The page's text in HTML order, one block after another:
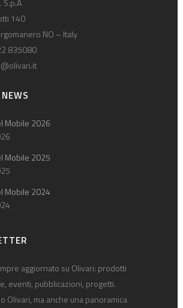
S.p.A
140
NO – Italy
835080
Mobile 2026
Mobile 2025
Mobile 2024
aggiornato su Olivari: prodotti
eventi, pubblicazioni, progetti.
Olivari, ma anche una panoramica